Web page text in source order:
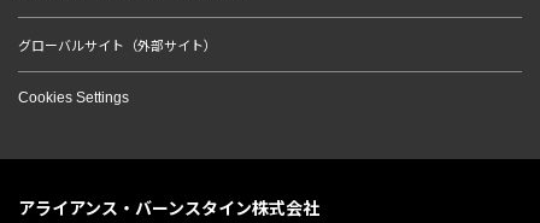
グローバルサイト（外部サイト）
Cookies Settings
アライアンス・バーンスタイン株式会社